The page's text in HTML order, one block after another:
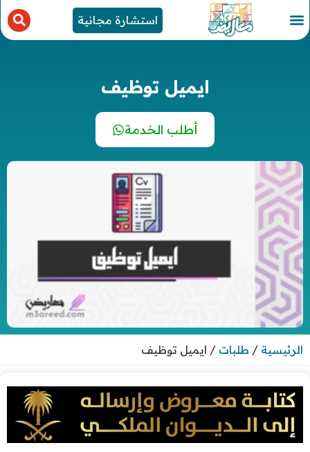
استشارة مجانية
ايميل توظيف
أطلب الخدمة
الرئيسية / طلبات / ايميل توظيف